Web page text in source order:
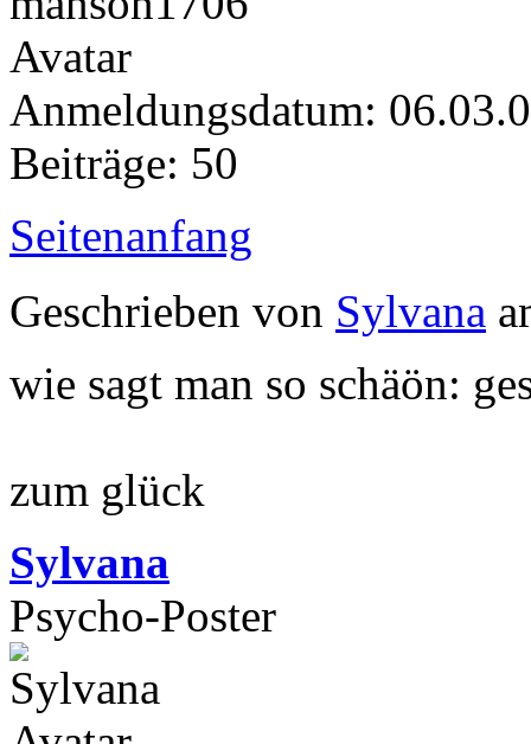
Anmeldungsdatum:
Beiträge: 50
Seitenanfang
Geschrieben von Sylvana
wie sagt man so schäön:
zum glück
Sylvana
Psycho-Poster